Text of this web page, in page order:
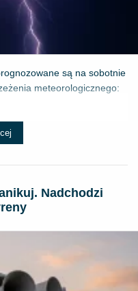
są na sobotnie
meteorologicznego:
Nadchodzi